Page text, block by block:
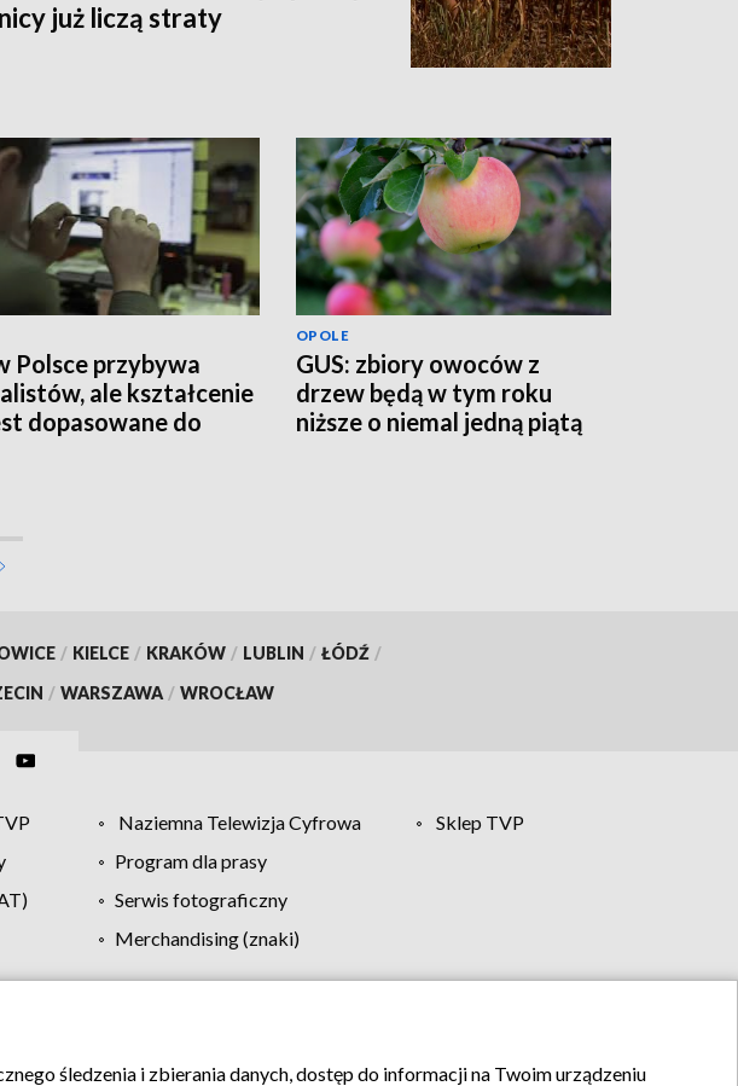
już liczą straty
Polsce przybywa
ale kształcenie
dopasowane do
OPOLE
GUS: zbiory owoców z
drzew będą w tym roku
niższe o niemal jedną piątą
/ KIELCE / KRAKÓW / LUBLIN / ŁÓDŹ /
/ WARSZAWA / WROCŁAW
Naziemna Telewizja Cyfrowa
Sklep TVP
Program dla prasy
Serwis fotograficzny
Merchandising (znaki)
Pomoc Biuro reklamy Kontakt
śledzenia i zbierania danych, dostęp do informacji na Twoim urządzeniu